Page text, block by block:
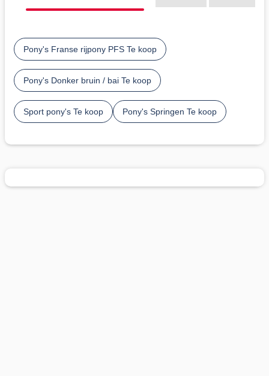
Pony's Franse rijpony PFS Te koop
Pony's Donker bruin / bai Te koop
Sport pony's Te koop Pony's Springen Te koop